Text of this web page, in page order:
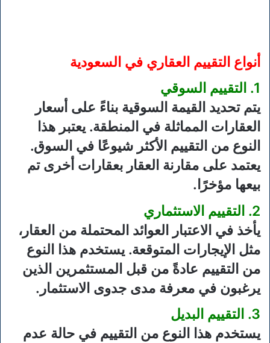
أنواع التقييم العقاري في السعودية
1. التقييم السوقي
يتم تحديد القيمة السوقية بناءً على أسعار
العقارات المماثلة في المنطقة. يعتبر هذا
النوع من التقييم الأكثر شيوعًا في السوق.
يعتمد على مقارنة العقار بعقارات أخرى تم
بيعها مؤخرًا.
2. التقييم الاستثماري
يأخذ في الاعتبار العوائد المحتملة من العقار،
مثل الإيجارات المتوقعة. يستخدم هذا النوع
من التقييم عادةً من قبل المستثمرين الذين
يرغبون في معرفة مدى جدوى الاستثمار.
3. التقييم البديل
يستخدم هذا النوع من التقييم في حالة عدم